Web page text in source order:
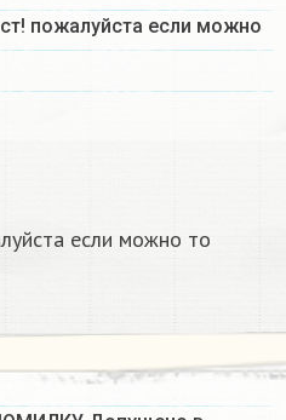
пожалуйста если можно
если можно то